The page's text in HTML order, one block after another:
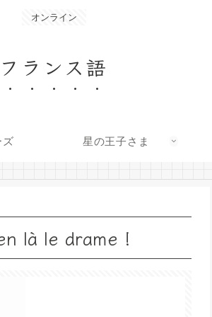
オンライン
フランス語
ズ 星の王子さま
là le drame !